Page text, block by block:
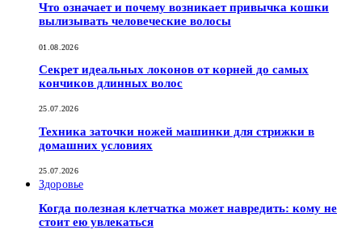
Что означает и почему возникает привычка кошки
вылизывать человеческие волосы
01.08.2026
Секрет идеальных локонов от корней до самых
кончиков длинных волос
25.07.2026
Техника заточки ножей машинки для стрижки в
домашних условиях
25.07.2026
Здоровье
Когда полезная клетчатка может навредить: кому не
стоит ею увлекаться